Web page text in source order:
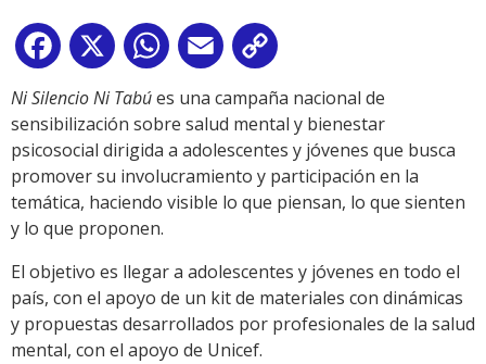
Facebook
X WhatsApp
Email
Link
Ni Silencio Ni Tabúes una campaña nacional de
sensibilización sobre salud mental y bienestar
psicosocial dirigida a adolescentes y jóvenes que busca
promover su involucramiento y participación en la
temática, haciendo visible lo que piensan, lo que sienten
y lo que proponen.
El objetivo es llegar a adolescentes y jóvenes en todo el
país, con el apoyo de un kit de materiales con dinámicas
y propuestas desarrollados por profesionales de la salud
mental, con el apoyo de Unicef.